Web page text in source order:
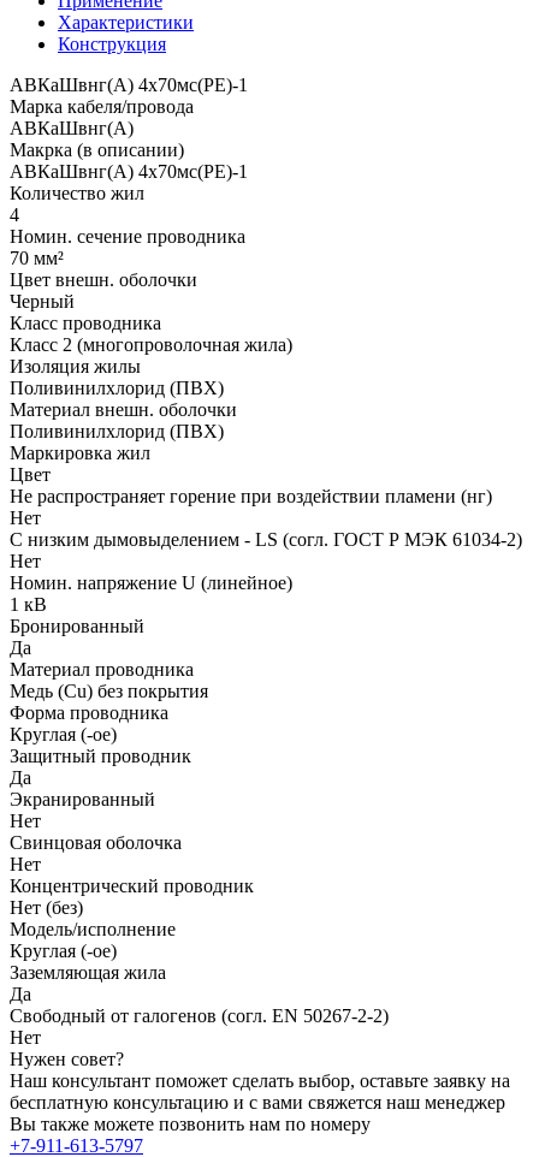
Характеристики
Конструкция
АВКаШвнг(А) 4x70мс(PE)-1
Марка кабеля/провода
АВКаШвнг(А)
Макрка (в описании)
АВКаШвнг(А) 4x70мс(PE)-1
Количество жил
4
Номин. сечение проводника
70 мм²
Цвет внешн. оболочки
Черный
Класс проводника
Класс 2 (многопроволочная жила)
Изоляция жилы
Поливинилхлорид (ПВХ)
Материал внешн. оболочки
Поливинилхлорид (ПВХ)
Маркировка жил
Цвет
Не распространяет горение при воздействии пламени (нг)
Нет
С низким дымовыделением - LS (согл. ГОСТ Р МЭК 61034-2)
Нет
Номин. напряжение U (линейное)
1 кВ
Бронированный
Да
Материал проводника
Медь (Cu) без покрытия
Форма проводника
Круглая (-ое)
Защитный проводник
Да
Экранированный
Нет
Свинцовая оболочка
Нет
Концентрический проводник
Нет (без)
Модель/исполнение
Круглая (-ое)
Заземляющая жила
Да
Свободный от галогенов (согл. EN 50267-2-2)
Нет
Нужен совет?
Наш консультант поможет сделать выбор, оставьте заявку на
бесплатную консультацию и с вами свяжется наш менеджер
Вы также можете позвонить нам по номеру
+7-911-613-5797